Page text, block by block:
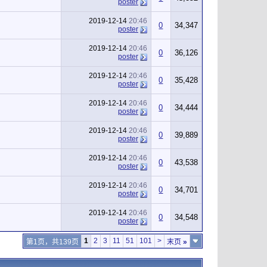
poster
2019-12-14 20:46
poster
0 34,347
2019-12-14 20:46
poster
0 36,126
2019-12-14 20:46
poster
0 35,428
2019-12-14 20:46
poster
0 34,444
2019-12-14 20:46
poster
0 39,889
2019-12-14 20:46
poster
0 43,538
2019-12-14 20:46
poster
0 34,701
2019-12-14 20:46
poster
0 34,548
第1页，共139页 1 2 3 11 51 101 > 末页 »